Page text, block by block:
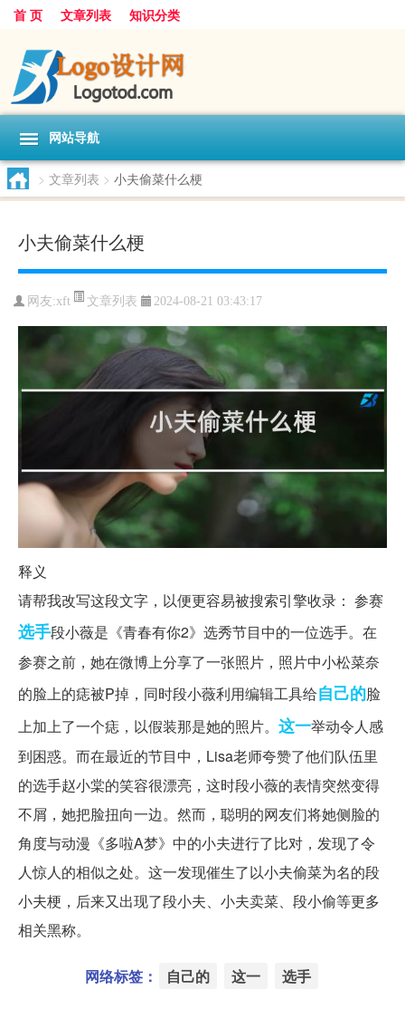
首 页 文章列表 知识分类
网站导航
> 文章列表 > 小夫偷菜什么梗
小夫偷菜什么梗
网友:xft 文章列表 2024-08-21 03:43:17
释义
请帮我改写这段文字，以便更容易被搜索引擎收录： 参赛
选手段小薇是《青春有你2》选秀节目中的一位选手。在
参赛之前，她在微博上分享了一张照片，照片中小松菜奈
的脸上的痣被P掉，同时段小薇利用编辑工具给自己的脸
上加上了一个痣，以假装那是她的照片。 这一举动令人感
到困惑。而在最近的节目中，Lisa老师夸赞了他们队伍里
的选手赵小棠的笑容很漂亮，这时段小薇的表情突然变得
不屑，她把脸扭向一边。然而，聪明的网友们将她侧脸的
角度与动漫《多啦A梦》中的小夫进行了比对，发现了令
人惊人的相似之处。这一发现催生了以小夫偷菜为名的段
小夫梗，后来又出现了段小夫、小夫卖菜、段小偷等更多
相关黑称。
网络标签： 自己的 这一 选手